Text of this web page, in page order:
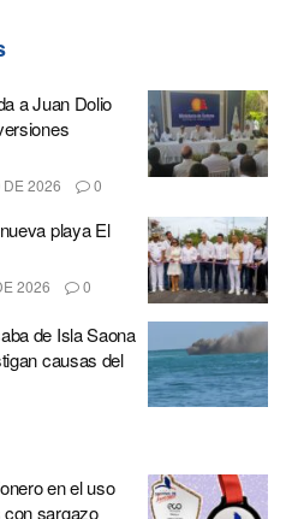
a Juan Dolio
2026 0
playa El
2026 0
de Isla Saona
causas del
en el uso
sargazo